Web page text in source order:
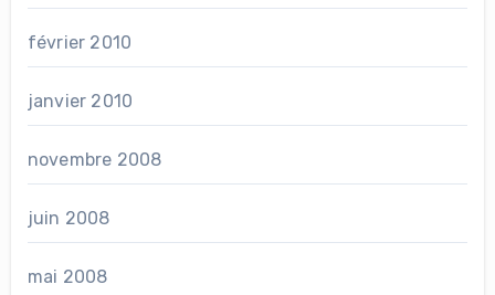
février 2010
janvier 2010
novembre 2008
juin 2008
mai 2008